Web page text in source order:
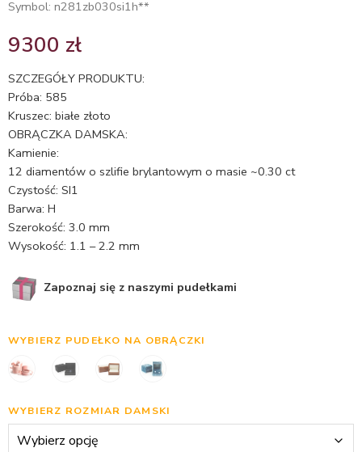
Symbol: n281zb030si1h**
9300 zł
SZCZEGÓŁY PRODUKTU:
Próba: 585
Kruszec: białe złoto
OBRĄCZKA DAMSKA:
Kamienie:
12 diamentów o szlifie brylantowym o masie ~0.30 ct
Czystość: SI1
Barwa: H
Szerokość: 3.0 mm
Wysokość: 1.1 – 2.2 mm
Zapoznaj się z naszymi pudełkami
WYBIERZ PUDEŁKO NA OBRĄCZKI
WYBIERZ ROZMIAR DAMSKI